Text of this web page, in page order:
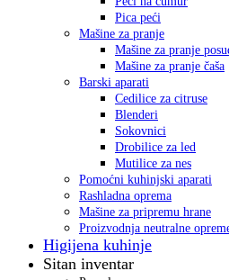
Pica peći
Mašine za pranje
Mašine za pranje
Mašine za pranje čaša
Barski aparati
Cedilice za citruse
Blenderi
Sokovnici
Drobilice za led
Mutilice za nes
Pomoćni kuhinjski aparati
Rashladna oprema
Mašine za pripremu hrane
Proizvodnja neutralne
Higijena kuhinje
Sitan inventar